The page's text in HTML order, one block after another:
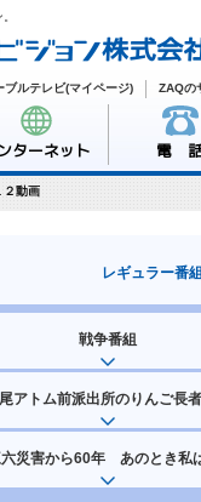
ターネット 電
ZAQの
ブルテレビ(マイページ)
２動画
レギュラー番
戦争番組
アトム前派出所のりんご長
災害から60年 あのとき私